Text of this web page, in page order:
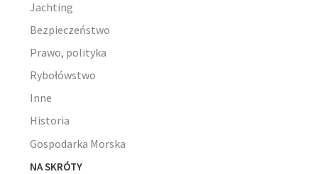
Jachting
Bezpieczeństwo
Prawo, polityka
Rybołówstwo
Inne
Historia
Gospodarka Morska
NA SKRÓTY